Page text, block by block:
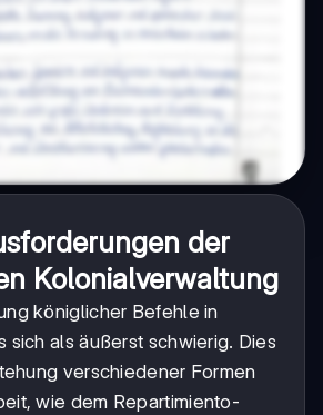
der
Kolonialverwaltung
königlicher Befehle in
sich als äußerst schwierig. Dies
verschiedener Formen
wie dem Repartimiento-